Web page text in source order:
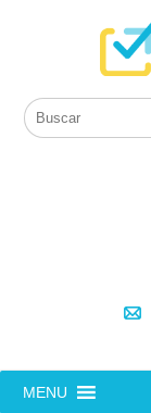
MENU